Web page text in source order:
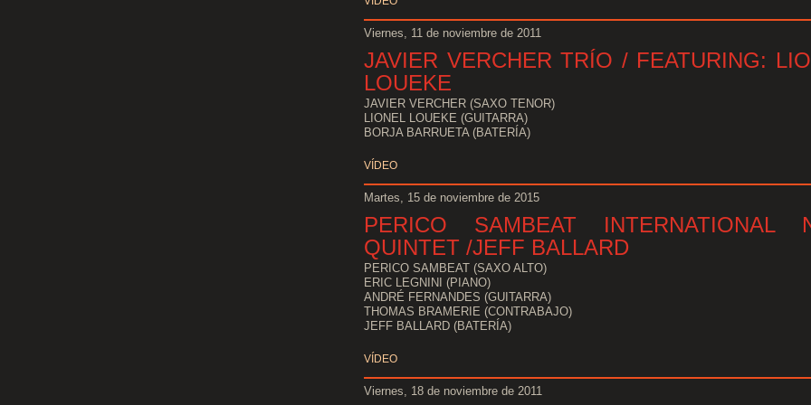
Viernes, 11 de noviembre de 2011
JAVIER VERCHER TRÍO / FEATURING:
LOUEKE
JAVIER VERCHER (SAXO TENOR)
LIONEL LOUEKE (GUITARRA)
BORJA BARRUETA (BATERÍA)
VÍDEO
Martes, 15 de noviembre de 2015
PERICO SAMBEAT INTERNATIONAL
QUINTET /JEFF BALLARD
PERICO SAMBEAT (SAXO ALTO)
ERIC LEGNINI (PIANO)
ANDRÉ FERNANDES (GUITARRA)
THOMAS BRAMERIE (CONTRABAJO)
JEFF BALLARD (BATERÍA)
VÍDEO
Viernes, 18 de noviembre de 2011